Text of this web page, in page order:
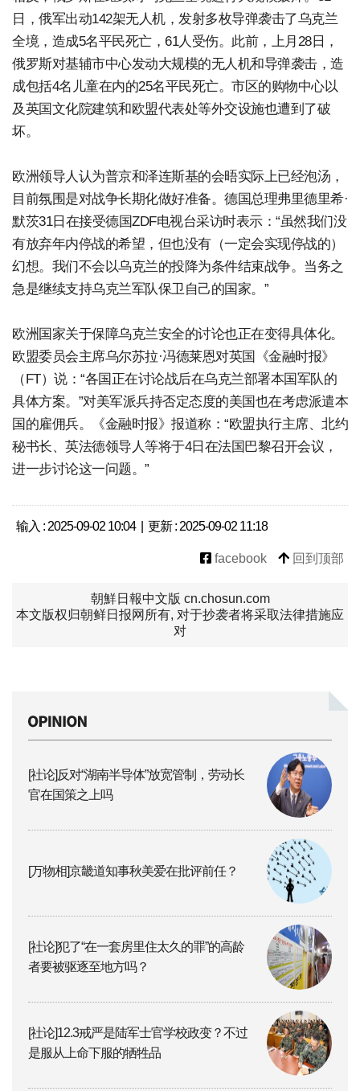
日，俄军出动142架无人机，发射多枚导弹袭击了乌克兰
全境，造成5名平民死亡，61人受伤。此前，上月28日，
俄罗斯对基辅市中心发动大规模的无人机和导弹袭击，造
成包括4名儿童在内的25名平民死亡。市区的购物中心以
及英国文化院建筑和欧盟代表处等外交设施也遭到了破
坏。
欧洲领导人认为普京和泽连斯基的会晤实际上已经泡汤，
目前氛围是对战争长期化做好准备。德国总理弗里德里希·
默茨31日在接受德国ZDF电视台采访时表示：“虽然我们没
有放弃年内停战的希望，但也没有（一定会实现停战的）
幻想。我们不会以乌克兰的投降为条件结束战争。当务之
急是继续支持乌克兰军队保卫自己的国家。”
欧洲国家关于保障乌克兰安全的讨论也正在变得具体化。
欧盟委员会主席乌尔苏拉·冯德莱恩对英国《金融时报》
（FT）说：“各国正在讨论战后在乌克兰部署本国军队的
具体方案。”对美军派兵持否定态度的美国也在考虑派遣本
国的雇佣兵。《金融时报》报道称：“欧盟执行主席、北约
秘书长、英法德领导人等将于4日在法国巴黎召开会议，
进一步讨论这一问题。”
输入 : 2025-09-02 10:04 | 更新 : 2025-09-02 11:18
facebook 回到顶部
朝鮮日報中文版 cn.chosun.com
本文版权归朝鲜日报网所有, 对于抄袭者将采取法律措施应
对
[社论]反对“湖南半导体”放宽管制，劳动长
官在国策之上吗
[万物相]京畿道知事秋美爱在批评前任？
[社论]犯了“在一套房里住太久的罪”的高龄
者要被驱逐至地方吗？
[社论]12.3戒严是陆军士官学校政变？不过
是服从上命下服的牺牲品